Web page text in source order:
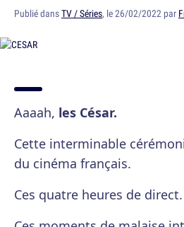
Publié dansTV / Séries, le 26/02/2022 par
Aaaah, les César.
Cette interminable
du cinéma français.
Ces quatre heures de direct.